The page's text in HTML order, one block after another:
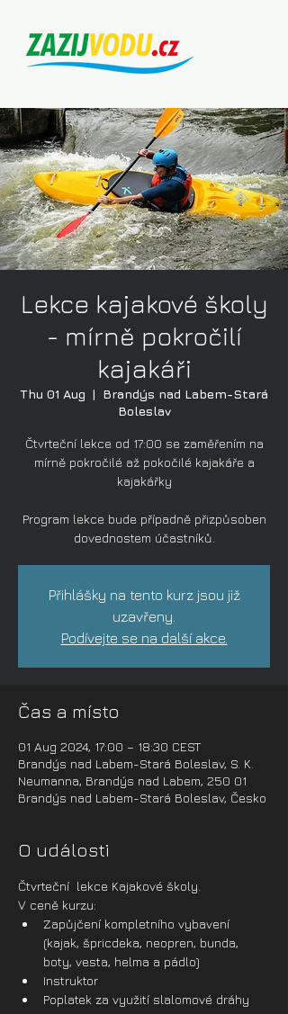
Lekce kajakové školy
- mírně pokročilí
kajakáři
Thu 01 Aug
  |
Brandýs nad Labem-Stará
Boleslav
Čtvrteční lekce od 17:00 se zaměřením na
mírně pokročilé až pokočilé kajakáře a
kajakářky
Program lekce bude případně přizpůsoben
dovednostem účastníků.
Přihlášky na tento kurz jsou již
uzavřeny.
Podívejte se na další akce.
Čas a místo
01 Aug 2024, 17:00 – 18:30 CEST
Brandýs nad Labem-Stará Boleslav, S. K.
Neumanna, Brandýs nad Labem, 250 01
Brandýs nad Labem-Stará Boleslav, Česko
O události
Čtvrteční  lekce Kajakové školy.
V ceně kurzu:
Zapůjčení kompletního vybavení
(kajak, špricdeka, neopren, bunda,
boty, vesta, helma a pádlo)
Instruktor
Poplatek za využití slalomové dráhy